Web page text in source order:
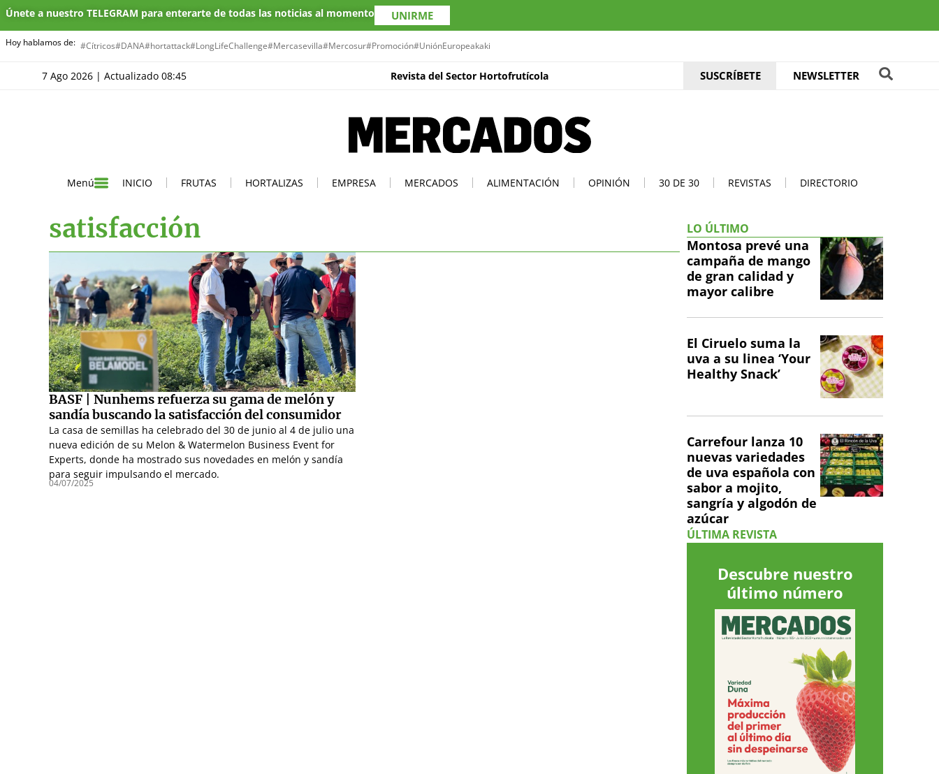
Únete a nuestro TELEGRAM para enterarte de todas las noticias al momento UNIRME
Hoy hablamos de: #Cítricos#DANA#hortattack#LongLifeChallenge#Mercasevilla#Mercosur#Promoción#UniónEuropeakaki
7 Ago 2026 | Actualizado 08:45 Revista del Sector Hortofrutícola SUSCRÍBETE NEWSLETTER
Menú INICIO FRUTAS HORTALIZAS EMPRESA MERCADOS ALIMENTACIÓN OPINIÓN 30 DE 30 REVISTAS DIRECTORIO
satisfacción
BASF | Nunhems refuerza su gama de melón y
sandía buscando la satisfacción del consumidor
La casa de semillas ha celebrado del 30 de junio al 4 de julio una
nueva edición de su Melon & Watermelon Business Event for
Experts, donde ha mostrado sus novedades en melón y sandía
para seguir impulsando el mercado.
04/07/2025
LO ÚLTIMO
Montosa prevé una
campaña de mango
de gran calidad y
mayor calibre
El Ciruelo suma la
uva a su linea ‘Your
Healthy Snack’
Carrefour lanza 10
nuevas variedades
de uva española con
sabor a mojito,
sangría y algodón de
azúcar
ÚLTIMA REVISTA
Descubre nuestro
último número